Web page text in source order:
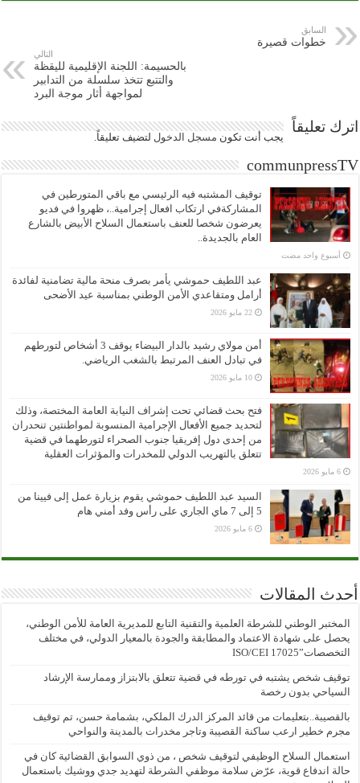
السابق
خطوات قصيرة
التالي
بالحسيمة: اللجنة الإقليمية لليقظة
والتتبع تتخذ سلسلة من التدابير
لمواجهة أثار موجة البرد
اترك تعليقاً
يجب أنت تكون مسجل الدخول لتضيف تعليقاً.
communpressTV
توقيف المشتبه فيه الرئيسي مع باقي المتورطين في
المشاركةفي ارتكاب افعال إجرامية..، ظهروا في فديو
يعرضون شخصا للعنف باستعمال السلاح الأبيض بالشارع
العام بالجديدة..
‏أسبوع واحد مضت
عبد اللطيف حموشي يأمر بصرف منحة مالية تضامنية لفائدة
أرامل ومتقاعدي الأمن الوطني بمناسبة عيد الأضحى
22 مايو 2026
أمن مولاي رشيد بالدار البيضاء يوقف 3 أشخاص لتورطهم
في تبادل العنف المرتبط بالشغب الرياضي.
10 مايو 2026
فتح بحث قضائي تحت إشراف النيابة العامة المختصة، وذلك
لتحديد جميع الأفعال الإجرامية المنسوبة لمواطنتين تنحدران
من إحدى دول إفريقيا جنوب الصحراء لتورطهما في قضية
تتعلق بالتهريب الدولي للمخدرات والمؤثرات العقلية
6 مايو 2026
السيد عبد اللطيف حموشي يقوم بزيارة عمل إلى فيينا من
5 إلى 7 ماي الجاري على رأس وفد أمني هام
6 مايو 2026
أحدث المقالات
المختبر الوطني للشرطة العلمية والتقنية التابع للمديرية العامة للأمن الوطني،
يحصل على شهادة الاعتماد والمطابقة والجودة بالمعيار الدولي، في مختلف
التخصصات”ISO/CEI 17025
توقيف شخص يشتبه في تورطه في قضية تتعلق بالابتزاز وممارسة الإرشاد
السياحي بدون رخصة
بالقصيبة..بتعليمات من قائد المركز الدرك الملكي، بشمامة حسن، تم توقيف
مجرم خطير ارعب ساكنة القصيبة وتاجر مخدرات بالمدينة والنواحي
استعمال السلاح الوظيفي لتوقيف شخص ، من ذوي السوابق القضائية كان في
حالة اندفاع قوية، عرّض سلامة موظفي الشرطة لتهديد جدي ووشيك باستعمال